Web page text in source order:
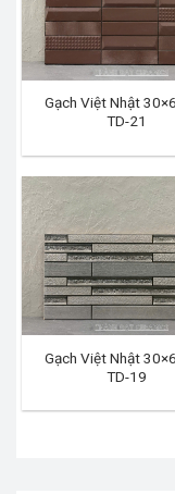
Gạch Việt Nhật
TD-21
Gạch Việt Nhật
TD-19